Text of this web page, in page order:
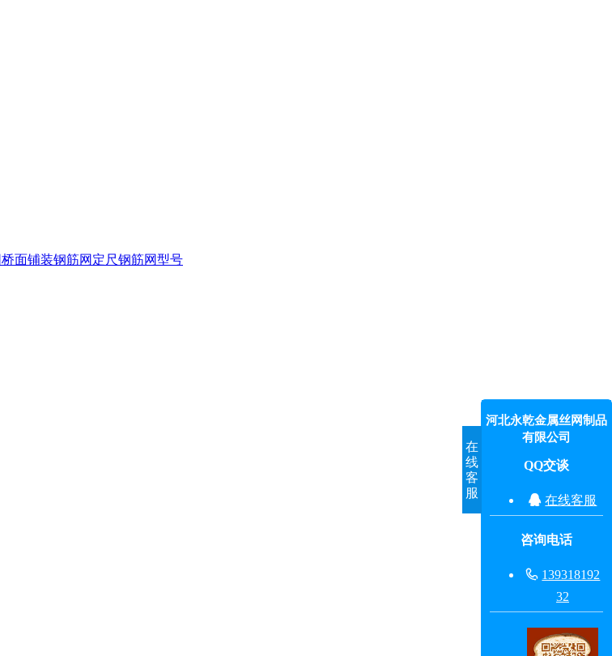
桥面铺装钢筋网 定尺钢筋网型号
在
线
客
服
河北永乾金属丝网制品
有限公司
QQ交谈
 在线客服
咨询电话
 139318192
32